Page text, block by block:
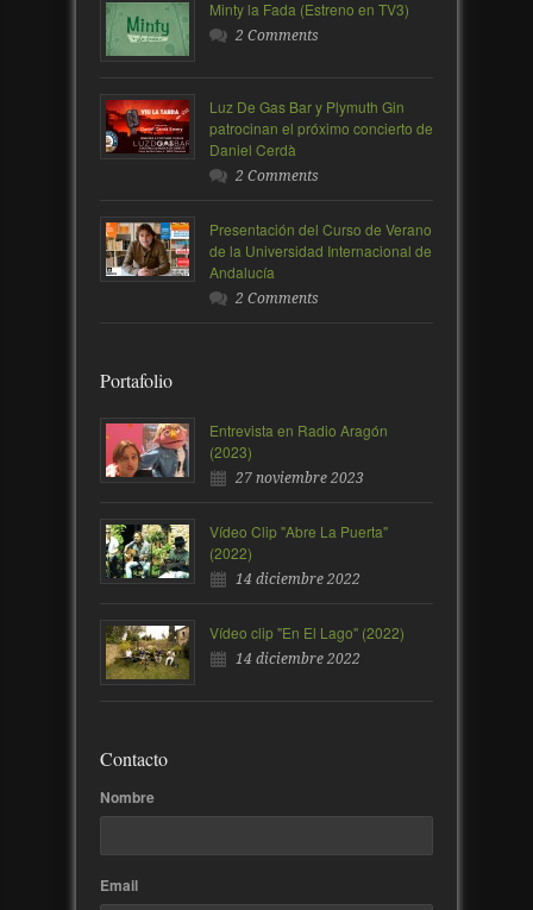
Minty la Fada (Estreno en TV3)
2 Comments
Luz De Gas Bar y Plymuth Gin
patrocinan el próximo concierto de
Daniel Cerdà
2 Comments
Presentación del Curso de Verano
de la Universidad Internacional de
Andalucía
2 Comments
Portafolio
Entrevista en Radio Aragón
(2023)
27 noviembre 2023
Vídeo Clip "Abre La Puerta"
(2022)
14 diciembre 2022
Vídeo clip "En El Lago" (2022)
14 diciembre 2022
Contacto
Nombre
Email